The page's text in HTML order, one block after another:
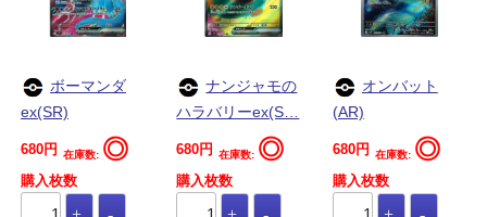
ボーマンダ
ex(SR)
680円 在庫数: ◎
購入枚数
ナンジャモの
ハラバリーex(S…
680円 在庫数: ◎
購入枚数
オンバット
(AR)
680円 在庫数: ◎
購入枚数